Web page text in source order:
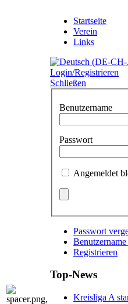
Startseite
Verein
Links
Login/Registrieren
Schließen
Benutzername
Passwort
Angemeldet
Passwort
Benutzername
Registrieren
Top-News
Kreisliga A